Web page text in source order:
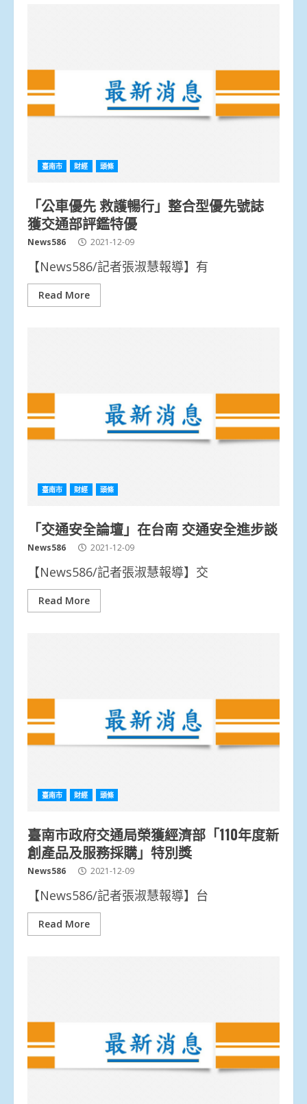
臺南市 財經 頭條
「公車優先 救護暢行」整合型優先號誌
獲交通部評鑑特優
News586 2021-12-09
【News586/記者張淑慧報導】有
Read More
臺南市 財經 頭條
「交通安全論壇」在台南 交通安全進步談
News586 2021-12-09
【News586/記者張淑慧報導】交
Read More
臺南市 財經 頭條
臺南市政府交通局榮獲經濟部「110年度新
創產品及服務採購」特別獎
News586 2021-12-09
【News586/記者張淑慧報導】台
Read More